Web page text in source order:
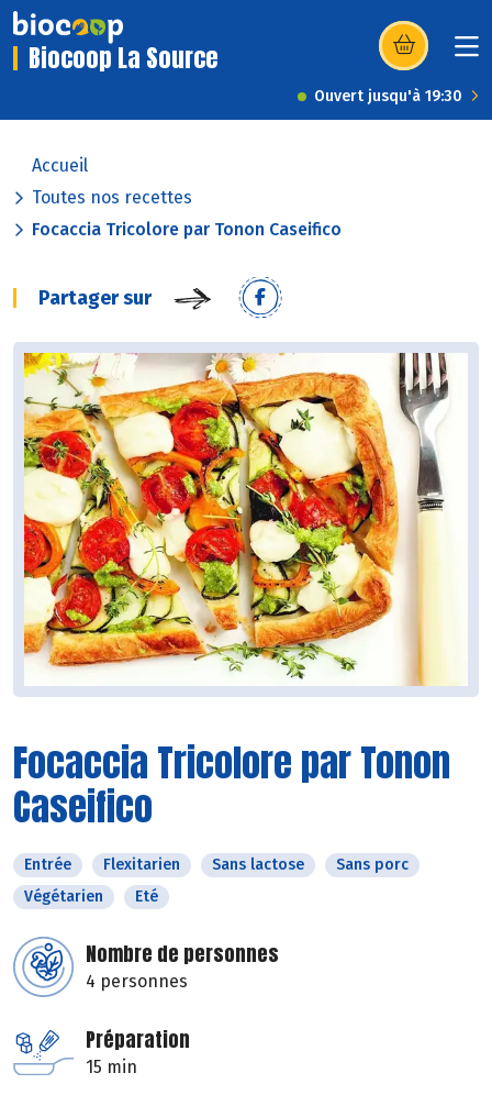
Biocoop La Source (s’ouvre dans
Ouvert jusqu'à 19:30
Accueil
Toutes nos recettes
Focaccia Tricolore par Tonon Caseifico
Partager sur
Focaccia Tricolore par Tonon
Caseifico
Entrée Flexitarien Sans lactose
Sans porc
Végétarien
Eté
Nombre de personnes
4 personnes
Préparation
15 min